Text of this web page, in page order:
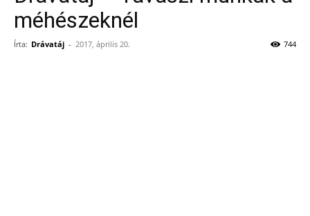
méhészeknél
Írta: Drávatáj - 2017, április 20. 744